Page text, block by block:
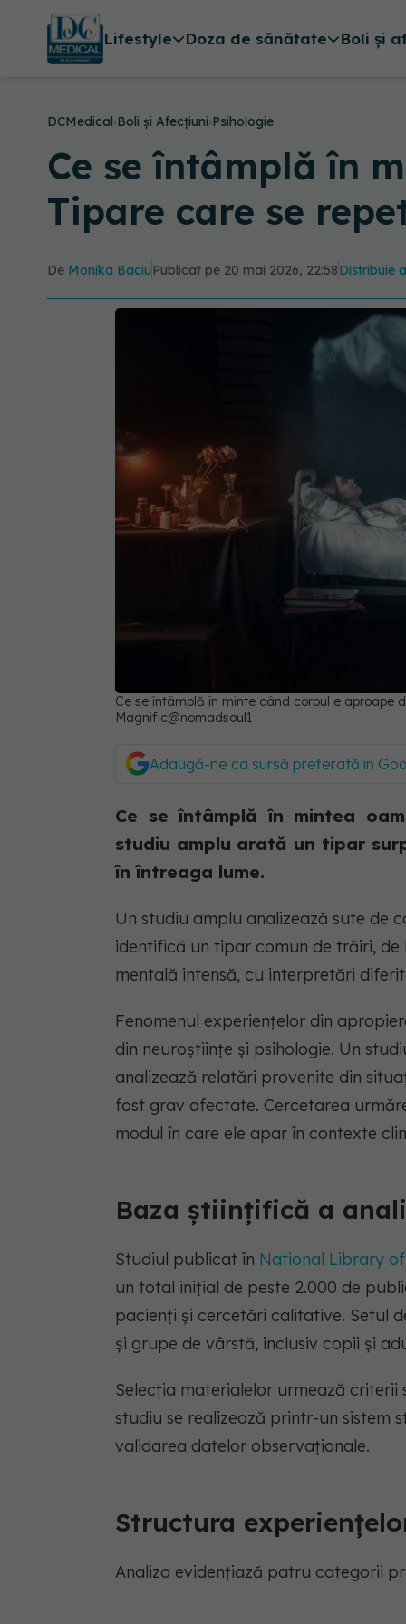
Lifestyle Doza de sănătate Boli și
DCMedical›Boli și Afecțiuni›Psihologie
Ce se întâmplă în
Tipare care se
De Monika Baciu Publicat pe 20 mai 2026, 22:58Distribuie
Ce se întâmplă în minte când corpul e aproape
Magnific@nomadsoul1
Adaugă-ne ca sursă preferată în
Ce se întâmplă în mintea
studiu amplu arată un tipar
în întreaga lume.
Un studiu amplu analizează sute de
identifică un tipar comun de trăiri,
mentală intensă, cu interpretări
Fenomenul experiențelor din
din neuroștiințe și psihologie. Un
analizează relatări provenite din
fost grav afectate. Cercetarea
modul în care ele apar în contexte
Baza științifică a
Studiul publicat în National Library
un total inițial de peste 2.000 de
pacienți și cercetări calitative. Setul
și grupe de vârstă, inclusiv copii și
Selecția materialelor urmează
studiu se realizează printr-un sistem
validarea datelor observaționale.
Structura
Analiza evidențiază patru categorii